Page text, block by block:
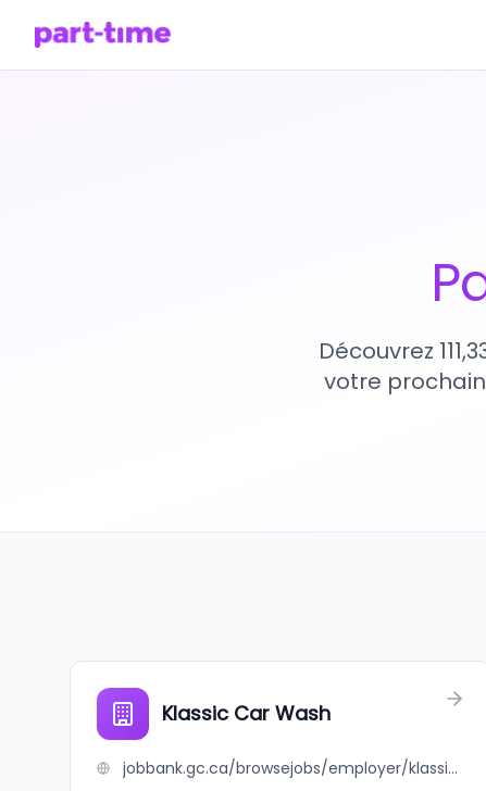
Découvrez
votre
Klassic Car Wash
jobbank.gc.ca/browsejobs/employer/klassic+car+wash/ca